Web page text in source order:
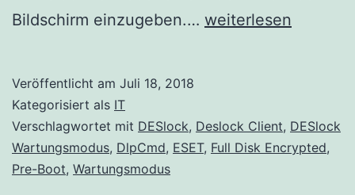
Bildschirm einzugeben.… DESlock
weiterlesen
Veröffentlicht am Juli 18, 2018
Kategorisiert als IT
Verschlagwortet mit DESlock, Deslock Client, DESlock
Wartungsmodus, DlpCmd, ESET, Full Disk Encrypted,
Pre-Boot, Wartungsmodus